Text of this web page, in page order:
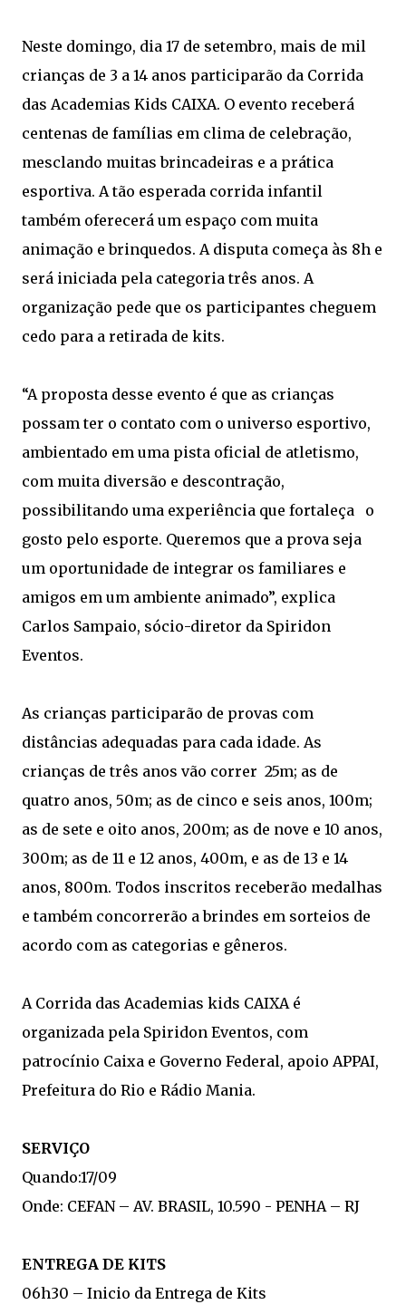
Neste domingo, dia 17 de setembro, mais de mil
crianças de 3 a 14 anos participarão da Corrida
das Academias Kids CAIXA. O evento receberá
centenas de famílias em clima de celebração,
mesclando muitas brincadeiras e a prática
esportiva. A tão esperada corrida infantil
também oferecerá um espaço com muita
animação e brinquedos. A disputa começa às 8h e
será iniciada pela categoria três anos. A
organização pede que os participantes cheguem
cedo para a retirada de kits.
“A proposta desse evento é que as crianças
possam ter o contato com o universo esportivo,
ambientado em uma pista oficial de atletismo,
com muita diversão e descontração,
possibilitando uma experiência que fortaleça o
gosto pelo esporte. Queremos que a prova seja
um oportunidade de integrar os familiares e
amigos em um ambiente animado”, explica
Carlos Sampaio, sócio-diretor da Spiridon
Eventos.
As crianças participarão de provas com
distâncias adequadas para cada idade. As
crianças de três anos vão correr 25m; as de
quatro anos, 50m; as de cinco e seis anos, 100m;
as de sete e oito anos, 200m; as de nove e 10 anos,
300m; as de 11 e 12 anos, 400m, e as de 13 e 14
anos, 800m. Todos inscritos receberão medalhas
e também concorrerão a brindes em sorteios de
acordo com as categorias e gêneros.
A Corrida das Academias kids CAIXA é
organizada pela Spiridon Eventos, com
patrocínio Caixa e Governo Federal, apoio APPAI,
Prefeitura do Rio e Rádio Mania.
SERVIÇO
Quando:17/09
Onde: CEFAN – AV. BRASIL, 10.590 - PENHA – RJ
ENTREGA DE KITS
06h30 – Inicio da Entrega de Kits